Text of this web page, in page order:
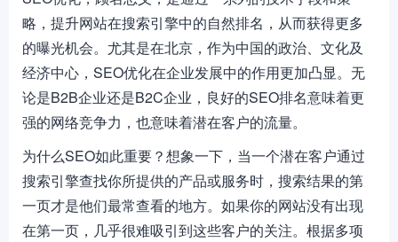
略，提升网站在搜索引擎中的自然排名，从而获得更多
的曝光机会。尤其是在北京，作为中国的政治、文化及
经济中心，SEO优化在企业发展中的作用更加凸显。无
论是B2B企业还是B2C企业，良好的SEO排名意味着更
强的网络竞争力，也意味着潜在客户的流量。
为什么SEO如此重要？想象一下，当一个潜在客户通过
搜索引擎查找你所提供的产品或服务时，搜索结果的第
一页才是他们最常查看的地方。如果你的网站没有出现
在第一页，几乎很难吸引到这些客户的关注。根据多项